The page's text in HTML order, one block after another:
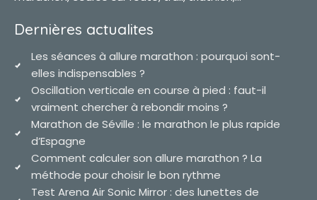
Dernières actualites
Les séances à allure marathon : pourquoi sont-
elles indispensables ?
Oscillation verticale en course à pied : faut-il
vraiment chercher à rebondir moins ?
Marathon de Séville : le marathon le plus rapide
d’Espagne
Comment calculer son allure marathon ? La
méthode pour choisir le bon rythme
Test Arena Air Sonic Mirror : des lunettes de